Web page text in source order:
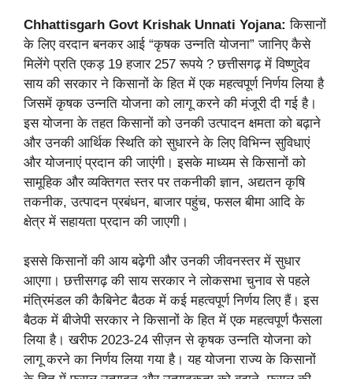
Chhattisgarh Govt Krishak Unnati Yojana: किसानों
के लिए वरदान बनकर आई “कृषक उन्नति योजना” जानिए कैसे
मिलेंगे प्रति एकड़ 19 हजार 257 रूपये ? छत्तीसगढ़ में विष्णुदेव
साय की सरकार ने किसानों के हित में एक महत्वपूर्ण निर्णय लिया है
जिसमें कृषक उन्नति योजना को लागू करने की मंजूरी दी गई है।
इस योजना के तहत किसानों को उनकी उत्पादन क्षमता को बढ़ाने
और उनकी आर्थिक स्थिति को सुधारने के लिए विभिन्न सुविधाएं
और योजनाएं प्रदान की जाएंगी। इसके माध्यम से किसानों को
सामूहिक और व्यक्तिगत स्तर पर तकनीकी ज्ञान, अद्यतन कृषि
तकनीक, उत्पादन प्रबंधन, बाजार पहुंच, फसल बीमा आदि के
क्षेत्र में सहायता प्रदान की जाएगी।
इससे किसानों की आय बढ़ेगी और उनकी जीवनस्तर में सुधार
आएगा। छत्तीसगढ़ की साय सरकार ने लोकसभा चुनाव से पहले
मंत्रिमंडल की कैबिनेट बैठक में कई महत्वपूर्ण निर्णय लिए हैं। इस
बैठक में बीजेपी सरकार ने किसानों के हित में एक महत्वपूर्ण फैसला
लिया है। खरीफ 2023-24 सीज़न से कृषक उन्नति योजना को
लागू करने का निर्णय लिया गया है। यह योजना राज्य के किसानों